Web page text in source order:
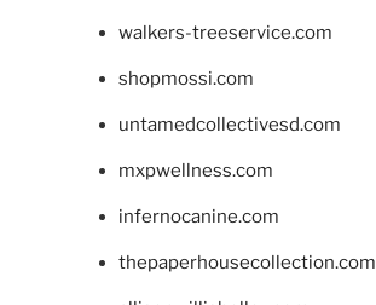
walkers-treeservice.com
shopmossi.com
untamedcollectivesd.com
mxpwellness.com
infernocanine.com
thepaperhousecollection.com